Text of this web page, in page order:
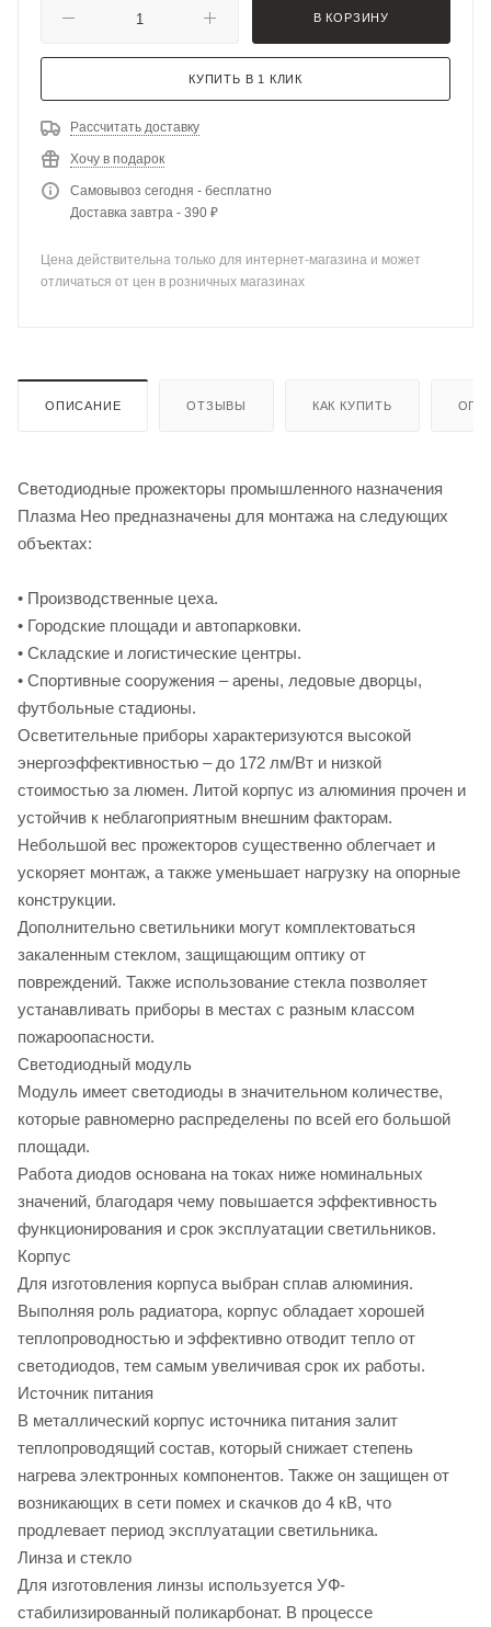
В КОРЗИНУ
КУПИТЬ В 1 КЛИК
Рассчитать доставку
Хочу в подарок
Самовывоз сегодня - бесплатно
Доставка завтра - 390 ₽
Цена действительна только для интернет-магазина и может
отличаться от цен в розничных магазинах
ОПИСАНИЕ ОТЗЫВЫ КАК КУПИТЬ
Светодиодные прожекторы промышленного назначения
Плазма Нео предназначены для монтажа на следующих
объектах:
• Производственные цеха.
• Городские площади и автопарковки.
• Складские и логистические центры.
• Спортивные сооружения – арены, ледовые дворцы,
футбольные стадионы.
Осветительные приборы характеризуются высокой
энергоэффективностью – до 172 лм/Вт и низкой
стоимостью за люмен. Литой корпус из алюминия прочен и
устойчив к неблагоприятным внешним факторам.
Небольшой вес прожекторов существенно облегчает и
ускоряет монтаж, а также уменьшает нагрузку на опорные
конструкции.
Дополнительно светильники могут комплектоваться
закаленным стеклом, защищающим оптику от
повреждений. Также использование стекла позволяет
устанавливать приборы в местах с разным классом
пожароопасности.
Светодиодный модуль
Модуль имеет светодиоды в значительном количестве,
которые равномерно распределены по всей его большой
площади.
Работа диодов основана на токах ниже номинальных
значений, благодаря чему повышается эффективность
функционирования и срок эксплуатации светильников.
Корпус
Для изготовления корпуса выбран сплав алюминия.
Выполняя роль радиатора, корпус обладает хорошей
теплопроводностью и эффективно отводит тепло от
светодиодов, тем самым увеличивая срок их работы.
Источник питания
В металлический корпус источника питания залит
теплопроводящий состав, который снижает степень
нагрева электронных компонентов. Также он защищен от
возникающих в сети помех и скачков до 4 кВ, что
продлевает период эксплуатации светильника.
Линза и стекло
Для изготовления линзы используется УФ-
стабилизированный поликарбонат. В процессе